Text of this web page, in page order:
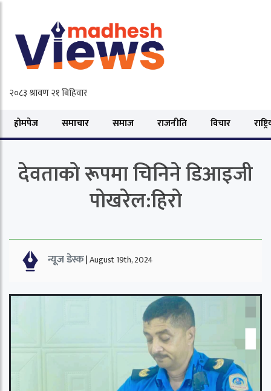
होमपेज समाचार समाज राजनीति विचार
देवताको रूपमा चिनिने डिआइजी
पोखरेल:हिरो
न्यूज डेस्क|August 19th, 2024